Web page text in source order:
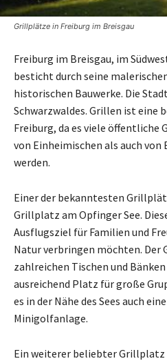
Grillplätze in Freiburg im Breisgau
Freiburg im Breisgau, im
besticht durch seine
historischen Bauwerke. Die
Schwarzwaldes. Grillen ist
Freiburg, da es viele
von Einheimischen als auch
werden.
Einer der bekanntesten
Grillplatz am Opfinger See.
Ausflugsziel für Familien und
Natur verbringen möchten.
zahlreichen Tischen und
ausreichend Platz für große
es in der Nähe des Sees auch
Minigolfanlage.
Ein weiterer beliebter Grillplatz